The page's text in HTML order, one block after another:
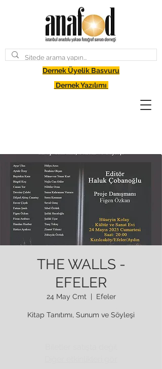
Dernek Üyelik Basvuru
Dernek Yazılımı
THE WALLS -
EFELER
24 May Cmt Efeler
Kitap Tanıtımı, Sunum ve Söyleşi